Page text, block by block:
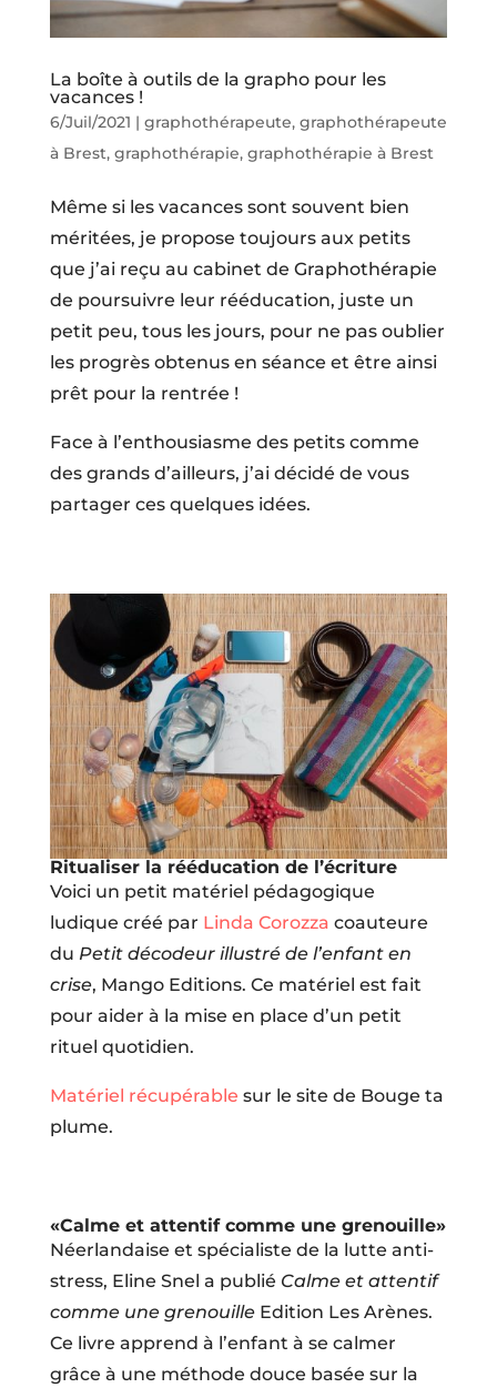
La boîte à outils de la grapho pour les
vacances !
6/Juil/2021 | graphothérapeute, graphothérapeute
à Brest, graphothérapie, graphothérapie à Brest
Même si les vacances sont souvent bien
méritées, je propose toujours aux petits
que j’ai reçu au cabinet de Graphothérapie
de poursuivre leur rééducation, juste un
petit peu, tous les jours, pour ne pas oublier
les progrès obtenus en séance et être ainsi
prêt pour la rentrée !
Face à l’enthousiasme des petits comme
des grands d’ailleurs, j’ai décidé de vous
partager ces quelques idées.
Ritualiser la rééducation de l’écriture
Voici un petit matériel pédagogique
ludique créé par Linda Corozza coauteure
du Petit décodeur illustré de l’enfant en
crise, Mango Editions. Ce matériel est fait
pour aider à la mise en place d’un petit
rituel quotidien.
Matériel récupérable sur le site de Bouge ta
plume.
«Calme et attentif comme une grenouille»
Néerlandaise et spécialiste de la lutte anti-
stress, Eline Snel a publié Calme et attentif
comme une grenouille Edition Les Arènes.
Ce livre apprend à l’enfant à se calmer
grâce à une méthode douce basée sur la